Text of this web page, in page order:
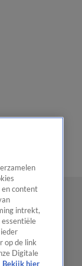
en content
intrekt,
op de link
Digitale
Bekijk hier